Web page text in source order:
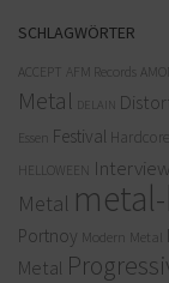
SCHLAGWÖRTER
ACCEPT AFM Records
Metal
DELAIN
Essen Festival Hardcore
HELLOWEEN Interview
Metal
Portnoy Modern Metal
Metal